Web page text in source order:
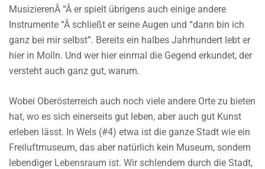
MusizierenÂ “Â er spielt übrigens auch einige andere
Instrumente “Â schließt er seine Augen und “dann bin ich
ganz bei mir selbst”. Bereits ein halbes Jahrhundert lebt er
hier in Molln. Und wer hier einmal die Gegend erkundet, der
versteht auch ganz gut, warum.
Wobei Oberösterreich auch noch viele andere Orte zu bieten
hat, wo es sich einerseits gut leben, aber auch gut Kunst
erleben lässt. In Wels (#4) etwa ist die ganze Stadt wie ein
Freiluftmuseum, das aber natürlich kein Museum, sondern
lebendiger Lebensraum ist. Wir schlendern durch die Stadt,